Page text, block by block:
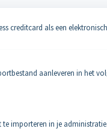
creditcard als een
aanleveren in het
importeren in je administratie.